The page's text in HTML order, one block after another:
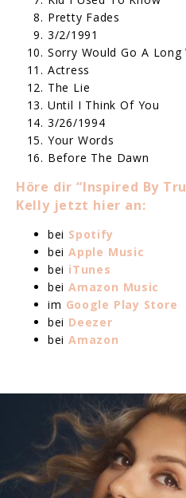
Pretty Fades
3/2/1991
Sorry Would Go A Long
Actress
The Lie
Until I Think Of You
3/26/1994
Your Words
Before The Dawn
Höre dir “Inspired By
Kelly jetzt hier an:
bei Spotify
beiApple Music
bei iTunes
beiAmazon Music
im Google Play Store
bei Deezer
beiAmazon